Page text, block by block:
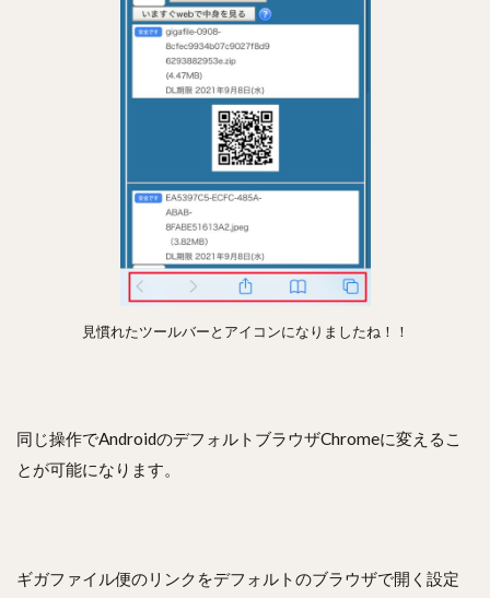
見慣れたツールバーとアイコンになりましたね！！
同じ操作でAndroidのデフォルトブラウザChromeに変えるこ
とが可能になります。
ギガファイル便のリンクをデフォルトのブラウザで開く設定